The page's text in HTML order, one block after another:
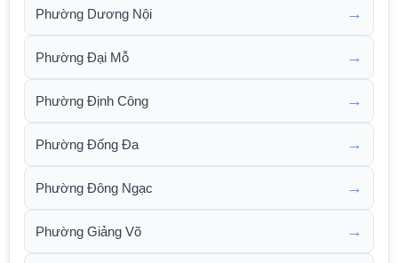
Phường Dương Nội →
Phường Đại Mỗ →
Phường Định Công →
Phường Đống Đa →
Phường Đông Ngạc →
Phường Giảng Võ →